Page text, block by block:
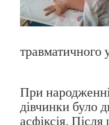
При
дівчинки було
асфіксія.